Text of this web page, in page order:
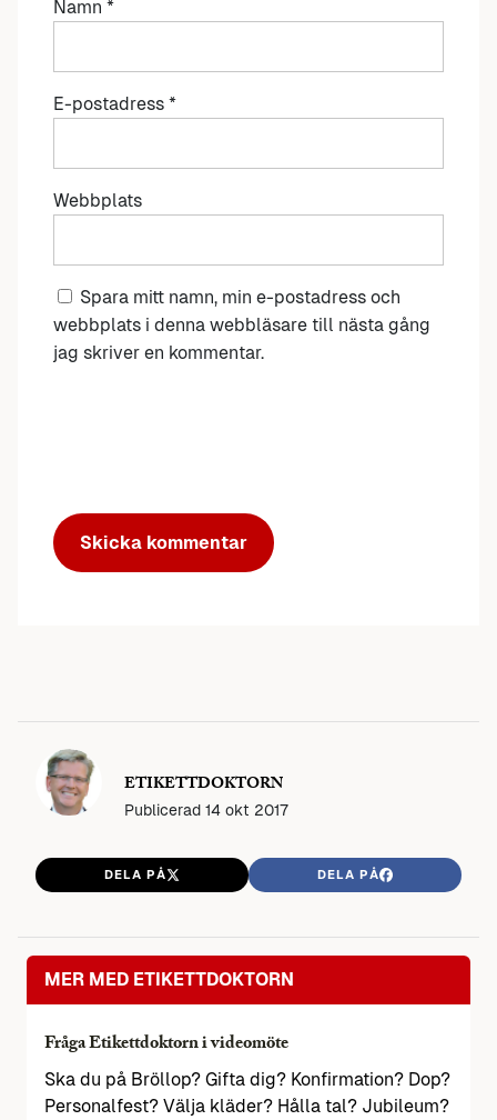
Namn *
E-postadress *
Webbplats
Spara mitt namn, min e-postadress och
webbplats i denna webbläsare till nästa gång
jag skriver en kommentar.
ETIKETTDOKTORN
Publicerad 14 okt 2017
DELA PÅ DELA PÅ
MER MED ETIKETTDOKTORN
Fråga Etikettdoktorn i videomöte
Ska du på Bröllop? Gifta dig? Konfirmation? Dop?
Personalfest? Välja kläder? Hålla tal? Jubileum?